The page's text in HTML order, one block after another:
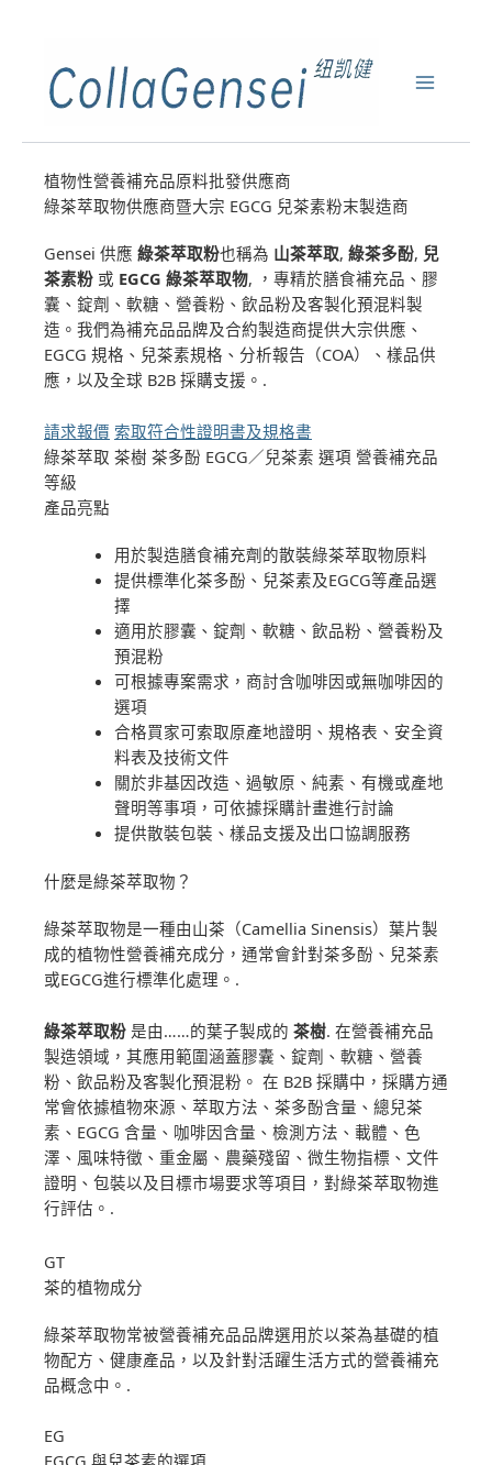
植物性營養補充品原料批發供應商
綠茶萃取物供應商暨大宗 EGCG 兒茶素粉末製造商
Gensei 供應 綠茶萃取粉也稱為 山茶萃取, 綠茶多酚, 兒
茶素粉 或 EGCG 綠茶萃取物, ，專精於膳食補充品、膠
囊、錠劑、軟糖、營養粉、飲品粉及客製化預混料製
造。我們為補充品品牌及合約製造商提供大宗供應、
EGCG 規格、兒茶素規格、分析報告（COA）、樣品供
應，以及全球 B2B 採購支援。.
請求報價 索取符合性證明書及規格書
綠茶萃取 茶樹 茶多酚 EGCG／兒茶素 選項 營養補充品
等級
產品亮點
用於製造膳食補充劑的散裝綠茶萃取物原料
提供標準化茶多酚、兒茶素及EGCG等產品選
擇
適用於膠囊、錠劑、軟糖、飲品粉、營養粉及
預混粉
可根據專案需求，商討含咖啡因或無咖啡因的
選項
合格買家可索取原產地證明、規格表、安全資
料表及技術文件
關於非基因改造、過敏原、純素、有機或產地
聲明等事項，可依據採購計畫進行討論
提供散裝包裝、樣品支援及出口協調服務
什麼是綠茶萃取物？
綠茶萃取物是一種由山茶（Camellia Sinensis）葉片製
成的植物性營養補充成分，通常會針對茶多酚、兒茶素
或EGCG進行標準化處理。.
綠茶萃取粉 是由……的葉子製成的 茶樹. 在營養補充品
製造領域，其應用範圍涵蓋膠囊、錠劑、軟糖、營養
粉、飲品粉及客製化預混粉。 在 B2B 採購中，採購方通
常會依據植物來源、萃取方法、茶多酚含量、總兒茶
素、EGCG 含量、咖啡因含量、檢測方法、載體、色
澤、風味特徵、重金屬、農藥殘留、微生物指標、文件
證明、包裝以及目標市場要求等項目，對綠茶萃取物進
行評估。.
GT
茶的植物成分
綠茶萃取物常被營養補充品品牌選用於以茶為基礎的植
物配方、健康產品，以及針對活躍生活方式的營養補充
品概念中。.
EG